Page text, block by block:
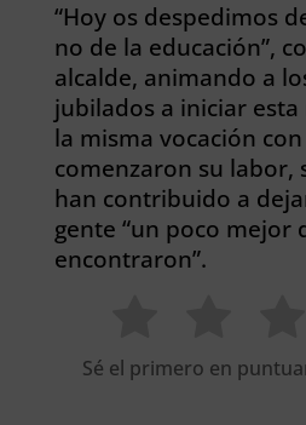
“Hoy os despedimos
no de la educación”,
alcalde, animando a
jubilados a iniciar
la misma vocación
comenzaron su labor,
han contribuido a
gente “un poco mejor
encontraron”.
Sé el primero en